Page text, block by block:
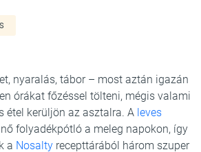
nyaralás, tábor – most aztán igazán
órákat főzéssel tölteni, mégis valami
étel kerüljön az asztalra. A leves
folyadékpótló a meleg napokon, így
a Nosalty recepttárából három szuper